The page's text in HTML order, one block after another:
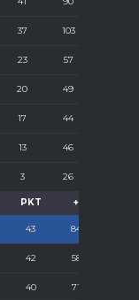
37 103
23 57
20 49
17 44
13 46
3 26
PKT +
43 84
42 58
40 71